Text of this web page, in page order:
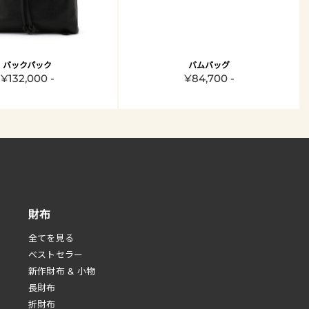
バックパック
¥132,000 -
バムバッグ
¥84,700 -
財布
全てを見る
べストセラー
新作財布 & 小物
長財布
折財布